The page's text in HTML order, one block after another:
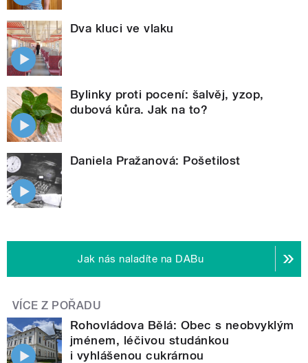
Dva kluci ve vlaku
Bylinky proti pocení: šalvěj, yzop,
dubová kůra. Jak na to?
Daniela Pražanová: Pošetilost
Jak nás naladíte na DABu
VÍCE Z POŘADU
Rohovládova Bělá: Obec s neobvyklým
jménem, léčivou studánkou
i vyhlášenou cukrárnou